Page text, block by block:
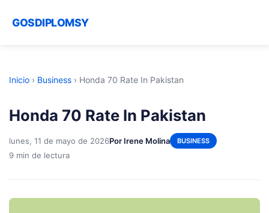
GOSDIPLOMSY
Inicio › Business › Honda 70 Rate In Pakistan
Honda 70 Rate In Pakistan
lunes, 11 de mayo de 2026Por Irene Molina BUSINESS
9 min de lectura